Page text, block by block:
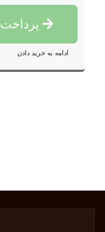
ادامه به خرید دادن